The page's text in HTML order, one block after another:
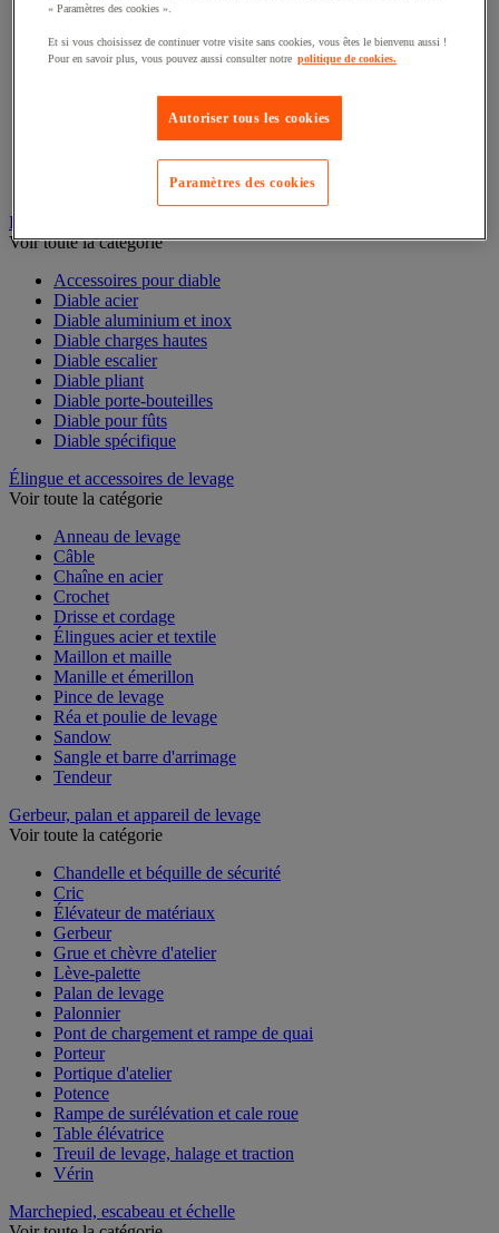
Bille de manutention
Convoyeur à rouleaux
Convoyeur pour palettes
Rail et barrette de manutention
Rouleau de manutention et galet pour convoyeur
Diable
Voir toute la catégorie
Accessoires pour diable
Diable acier
Diable aluminium et inox
Diable charges hautes
Diable escalier
Diable pliant
Diable porte-bouteilles
Diable pour fûts
Diable spécifique
Élingue et accessoires de levage
Voir toute la catégorie
Anneau de levage
Câble
Chaîne en acier
Crochet
Drisse et cordage
Élingues acier et textile
Maillon et maille
Manille et émerillon
Pince de levage
Réa et poulie de levage
Sandow
Sangle et barre d'arrimage
Tendeur
Gerbeur, palan et appareil de levage
Voir toute la catégorie
Chandelle et béquille de sécurité
Cric
Élévateur de matériaux
Gerbeur
Grue et chèvre d'atelier
Lève-palette
Palan de levage
Palonnier
Pont de chargement et rampe de quai
Porteur
Portique d'atelier
Potence
Rampe de surélévation et cale roue
Table élévatrice
Treuil de levage, halage et traction
Vérin
Marchepied, escabeau et échelle
« Paramètres des cookies ».
Et si vous choisissez de continuer votre visite sans cookies, vous êtes le bienvenu aussi !
Pour en savoir plus, vous pouvez aussi consulter notre politique de cookies.
Autoriser tous les cookies
Paramètres des cookies